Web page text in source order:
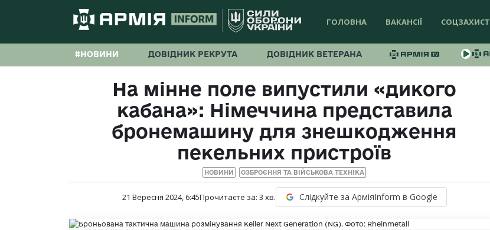
ГОЛОВНА ВАКАНСІЇ СОЦЗАХИСТ
#НОВИНИ ДОВІДНИК РЕКРУТА ДОВІДНИК ВЕТЕРАНА
На мінне поле випустили «дикого
кабана»: Німеччина представила
бронемашину для знешкодження
пекельних пристроїв
НОВИНИ ОЗБРОЄННЯ ТА ВІЙСЬКОВА ТЕХНІКА
21 Вересня 2024, 6:45Прочитаєте за: 3 хв. Слідкуйте за АрміяInform в Google